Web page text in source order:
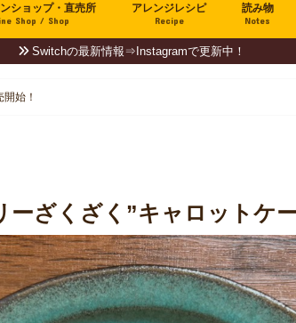
ショップ・直売所
Shop / Shop
アレンジレシピ
Recipe
読み物
Notes
Switchの最新情報⇒Instagramで更新中！
始！
ーざくざく”キャロットケ